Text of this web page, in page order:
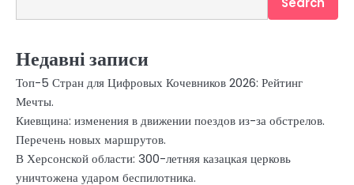
Недавні записи
Топ-5 Стран для Цифровых Кочевников 2026: Рейтинг
Мечты.
Киевщина: изменения в движении поездов из-за обстрелов.
Перечень новых маршрутов.
В Херсонской области: 300-летняя казацкая церковь
уничтожена ударом беспилотника.